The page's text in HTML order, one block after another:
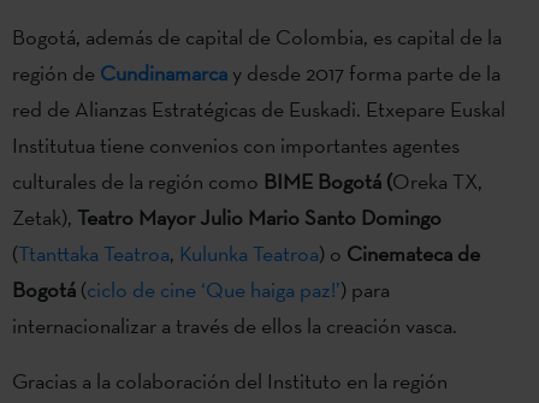
Bogotá, además de capital de Colombia, es capital de la
región de Cundinamarca y desde 2017 forma parte de la
red de Alianzas Estratégicas de Euskadi. Etxepare Euskal
Institutua tiene convenios con importantes agentes
culturales de la región como BIME Bogotá (Oreka TX,
Zetak), Teatro Mayor Julio Mario Santo Domingo
(Ttanttaka Teatroa, Kulunka Teatroa) o Cinemateca de
Bogotá (ciclo de cine ‘Que haiga paz!’) para
internacionalizar a través de ellos la creación vasca.
Gracias a la colaboración del Instituto en la región